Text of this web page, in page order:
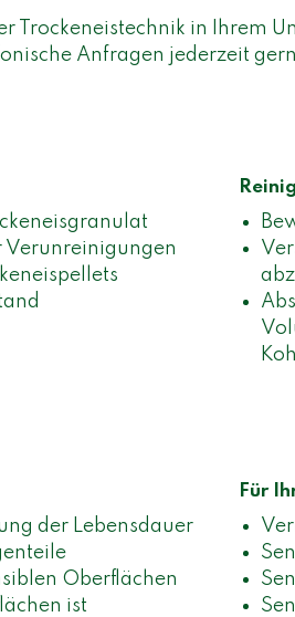
Trockeneistechnik in Ihrem
Anfragen jederzeit
Verunreinigungen
der Lebensdauer
Oberflächen
ist
Für